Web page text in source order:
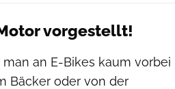
vorgestellt!
an E-Bikes kaum vorbei
Bäcker oder von der